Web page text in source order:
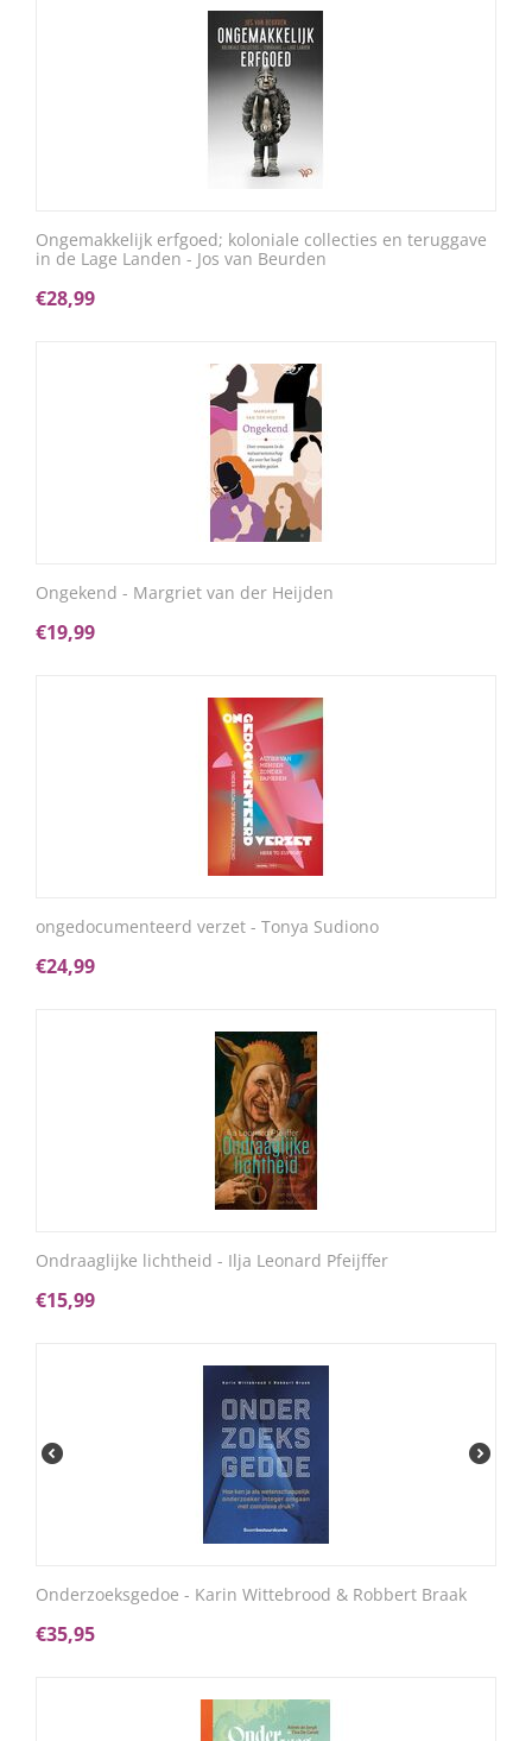
Ongemakkelijk erfgoed; koloniale collecties en teruggave
in de Lage Landen - Jos van Beurden
€28,99
Ongekend - Margriet van der Heijden
€19,99
ongedocumenteerd verzet - Tonya Sudiono
€24,99
Ondraaglijke lichtheid - Ilja Leonard Pfeijffer
€15,99
Onderzoeksgedoe - Karin Wittebrood & Robbert Braak
€35,95